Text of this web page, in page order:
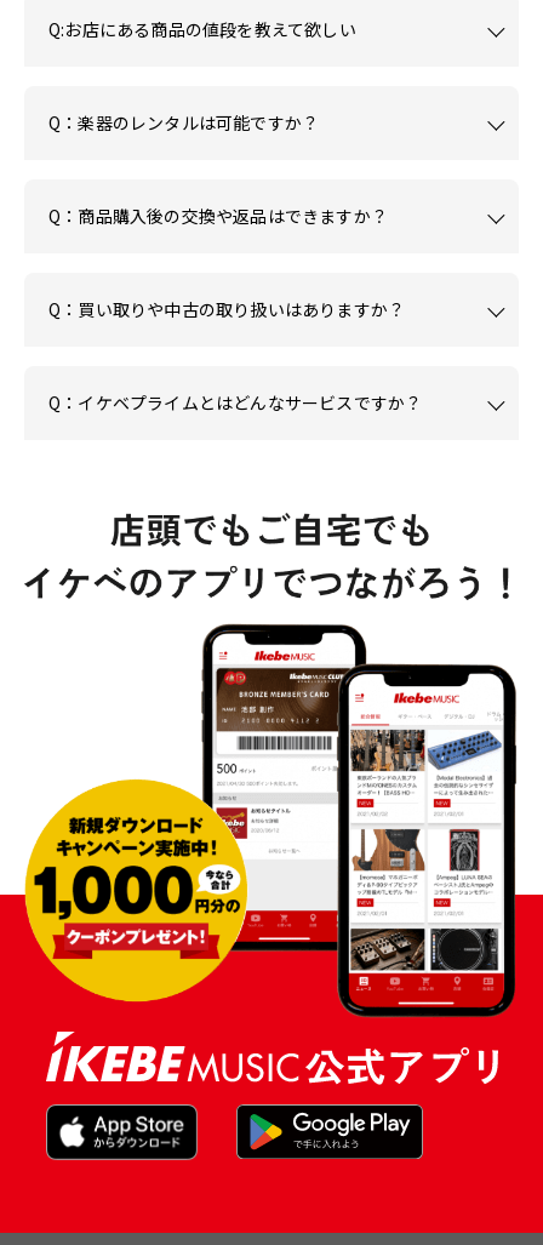
Q:お店にある商品の値段を教えて欲しい
Q：楽器のレンタルは可能ですか？
Q：商品購入後の交換や返品はできますか？
Q：買い取りや中古の取り扱いはありますか？
Q：イケベプライムとはどんなサービスですか？